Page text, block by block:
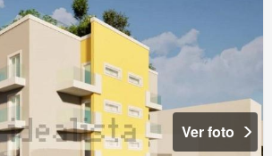
Ver foto